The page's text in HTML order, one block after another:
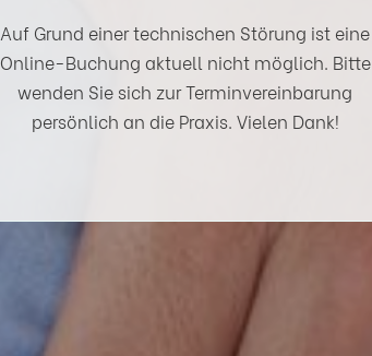
Auf Grund einer technischen Störung ist eine
Online-Buchung aktuell nicht möglich. Bitte
wenden Sie sich zur Terminvereinbarung
persönlich an die Praxis. Vielen Dank!